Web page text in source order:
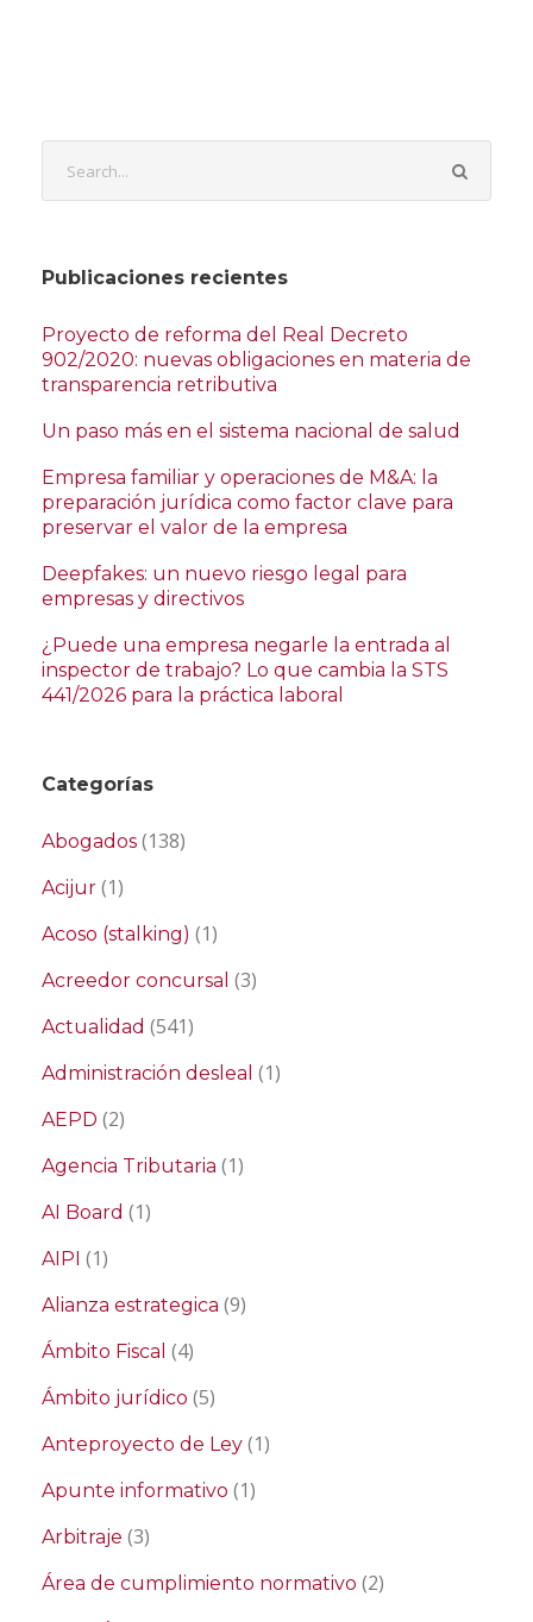
Publicaciones recientes
Proyecto de reforma del Real Decreto
902/2020: nuevas obligaciones en materia de
transparencia retributiva
Un paso más en el sistema nacional de salud
Empresa familiar y operaciones de M&A: la
preparación jurídica como factor clave para
preservar el valor de la empresa
Deepfakes: un nuevo riesgo legal para
empresas y directivos
¿Puede una empresa negarle la entrada al
inspector de trabajo? Lo que cambia la STS
441/2026 para la práctica laboral
Categorías
Abogados (138)
Acijur (1)
Acoso (stalking) (1)
Acreedor concursal (3)
Actualidad (541)
Administración desleal (1)
AEPD (2)
Agencia Tributaria (1)
AI Board (1)
AIPI (1)
Alianza estrategica (9)
Ámbito Fiscal (4)
Ámbito jurídico (5)
Anteproyecto de Ley (1)
Apunte informativo (1)
Arbitraje (3)
Área de cumplimiento normativo (2)